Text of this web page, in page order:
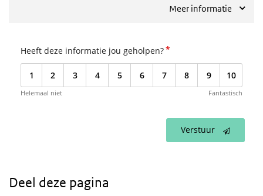
Meer informatie
Heeft deze informatie jou geholpen?*
1 2 3 4 5 6 7 8 9 10
Helemaal niet Fantastisch
Verstuur
Deel deze pagina